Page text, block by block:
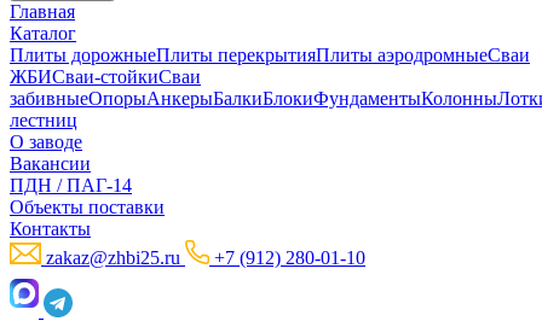
Главная
Каталог
Плиты дорожныеПлиты перекрытияПлиты аэродромныеСваи
ЖБИСваи-стойкиСваи
забивныеОпорыАнкерыБалкиБлокиФундаментыКолонны
лестниц
О заводе
Вакансии
ПДН / ПАГ-14
Объекты поставки
Контакты
zakaz@zhbi25.ru
+7 (912) 280-01-10